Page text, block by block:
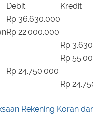
Debit
Kredit
Rp 36.630.000
Rp 22.000.000
Rp
Rp
Rp 24.750.000
Rp
Rekening Koran